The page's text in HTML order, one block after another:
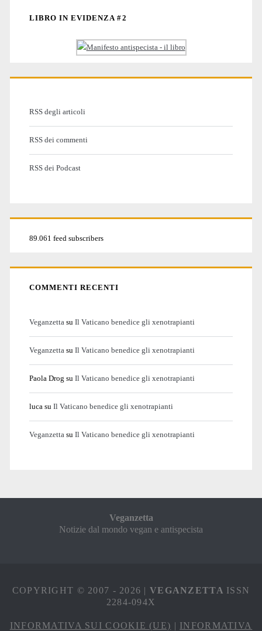
LIBRO IN EVIDENZA #2
RSS degli articoli
RSS dei commenti
RSS dei Podcast
89.061 feed subscribers
COMMENTI RECENTI
Veganzetta su Il Vaticano benedice gli xenotrapianti
Veganzetta su Il Vaticano benedice gli xenotrapianti
Paola Drog su Il Vaticano benedice gli xenotrapianti
luca su Il Vaticano benedice gli xenotrapianti
Veganzetta su Il Vaticano benedice gli xenotrapianti
Veganzetta
Notizie dal mondo vegan e antispecista
COPYRIGHT © 2007 - 2026 |VEGANZETTA ISSN
2284-094X
INFORMATIVA SUI COOKIE (UE) | INFORMATIVA